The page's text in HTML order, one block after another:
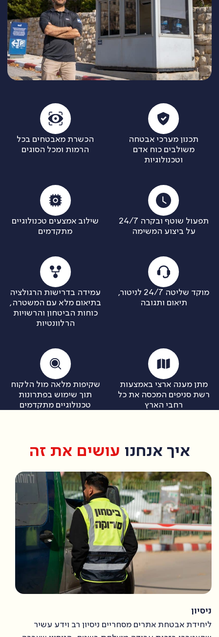
תכנון מערכי אבטחה
משולבים כוח אדם
וטכנולוגיות
הכשרת מאבטחים בכל
הרמות ומכל הסוגים
תפעול שוטף ובקרה 24/7
על ביצוע המשימה
שילוב אמצעים טכנולוגיים
מתקדמים
מוקד שליטה 24/7 לניטור,
תיאום ותגובה
עמידה בדרישות הרגולציה
בתיאום מלא עם המשטרה,
כוחות הביטחון והרשויות
הרלוונטיות
מתן מענה ארצי באמצעות
רשת סניפים המכסה את כל
רחבי הארץ
שקיפות מלאה מול הלקוח
תוך שימוש בפתרונות
טכנולוגיים מתקדמים
איך אנחנו עושים את זה
ניסיון
ליחידת אבטחת אתרים מסחריים ניסיון רב וידע עשיר